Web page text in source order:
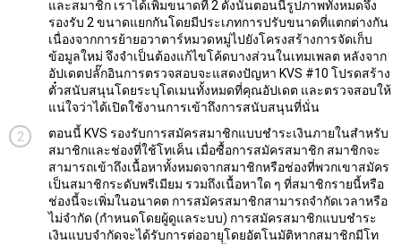
และสมาชิก เราได้เพิ่มขนาดที่ 2 ดังนั้นตอนนี้รูปภาพทั้งหมดจึง
รองรับ 2 ขนาดแยกกันโดยมีประเภทการปรับขนาดที่แตกต่างกัน
เนื่องจากการย้ายอวาตาร์หมวดหมู่ไปยังโครงสร้างการจัดเก็บ
ข้อมูลใหม่ จึงจำเป็นต้องแก้ไขโค้ดบางส่วนในเทมเพลต หลังจาก
อัปเดตปลั๊กอินการตรวจสอบจะแสดงปัญหา KVS #10 โปรดสร้าง
ตั๋วสนับสนุนโดยระบุโดเมนทั้งหมดที่คุณอัปเดต และตรวจสอบให้
แน่ใจว่าได้เปิดใช้งานการเข้าถึงการสนับสนุนที่นั่น
ตอนนี้ KVS รองรับการสมัครสมาชิกแบบชำระเงินภายในสำหรับ
สมาชิกและช่องที่ใช้โทเค็น เมื่อซื้อการสมัครสมาชิก สมาชิกจะ
สามารถเข้าถึงเนื้อหาทั้งหมดจากสมาชิกหรือช่องที่พวกเขาสมัคร
เป็นสมาชิกระดับพรีเมียม รวมถึงเนื้อหาใด ๆ ที่สมาชิกรายนี้หรือ
ช่องนี้จะเพิ่มในอนาคต การสมัครสมาชิกสามารถจำกัดเวลาหรือ
ไม่จำกัด (กำหนดโดยผู้ดูแลระบบ) การสมัครสมาชิกแบบชำระ
เงินแบบจำกัดจะได้รับการต่ออายุโดยอัตโนมัติหากสมาชิกมีโท